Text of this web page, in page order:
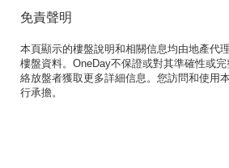
免責聲明
本頁顯示的樓盤說明和相關信息均由地產代
樓盤資料。OneDay不保證或對其準確性或
絡放盤者獲取更多詳細信息。您訪問和使用
行承擔。